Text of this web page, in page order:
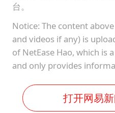
台。
Notice: The content
and videos if any) is
of NetEase Hao, which is
and only provides
打开网易